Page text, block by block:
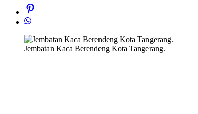
Jembatan Kaca Berendeng Kota Tangerang.